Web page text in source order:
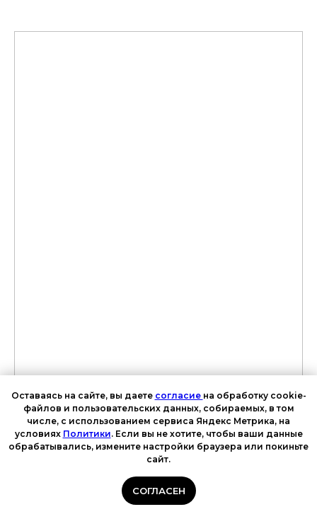
Оставаясь на сайте, вы даете согласие на обработку cookie-
файлов и пользовательских данных, собираемых, в том
числе, с использованием сервиса Яндекс Метрика, на
условиях Политики. Если вы не хотите, чтобы ваши данные
обрабатывались, измените настройки браузера или покиньте
сайт.
СОГЛАСЕН